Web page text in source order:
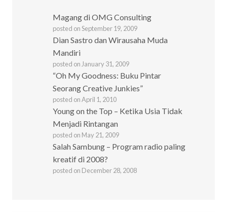
Magang di OMG Consulting
posted on September 19, 2009
Dian Sastro dan Wirausaha Muda
Mandiri
posted on January 31, 2009
“Oh My Goodness: Buku Pintar
Seorang Creative Junkies”
posted on April 1, 2010
Young on the Top – Ketika Usia Tidak
Menjadi Rintangan
posted on May 21, 2009
Salah Sambung – Program radio paling
kreatif di 2008?
posted on December 28, 2008